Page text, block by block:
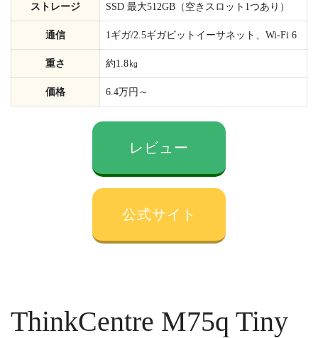
ストレージ SSD 最大512GB（空きスロット1つあり）
通信 1ギガ/2.5ギガビットイーサネット、Wi-Fi 6
重さ 約1.8㎏
価格 6.4万円～
レビュー
公式サイト
ThinkCentre M75q Tiny